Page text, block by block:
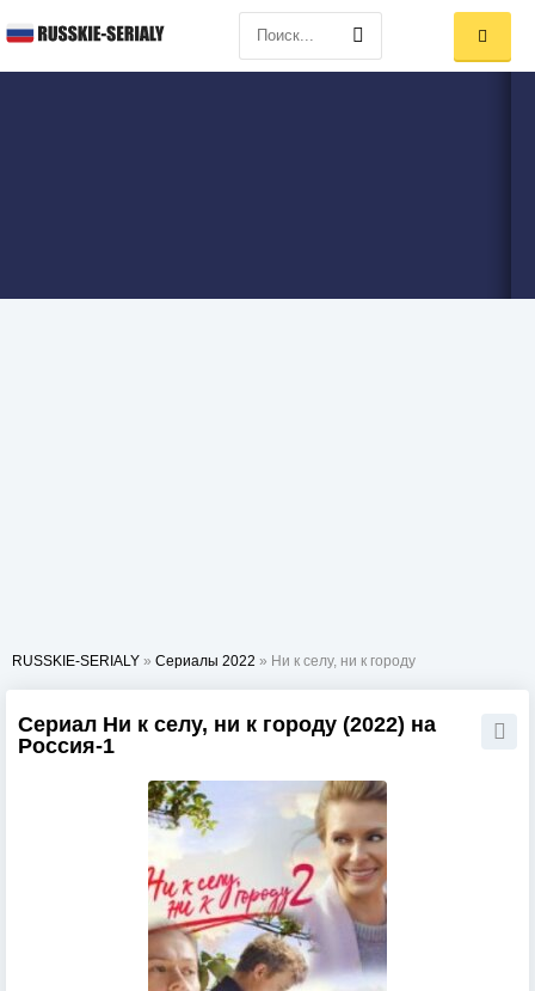
RUSSKIE-SERIALY » Сериалы 2022 » Ни к селу, ни к городу
Сериал Ни к селу, ни к городу (2022) на
Россия-1